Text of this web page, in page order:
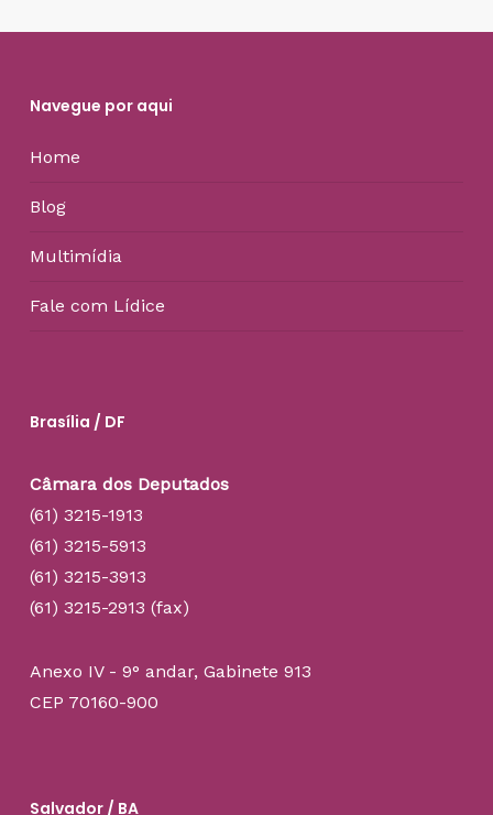
Navegue por aqui
Home
Blog
Multimídia
Fale com Lídice
Brasília / DF
Câmara dos Deputados
(61) 3215-1913
(61) 3215-5913
(61) 3215-3913
(61) 3215-2913 (fax)
Anexo IV - 9° andar, Gabinete 913
CEP 70160-900
Salvador / BA